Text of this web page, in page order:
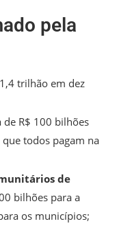
pela
trilhão em dez
de R$ 100 bilhões
todos pagam na
de
bilhões para a
os municípios;